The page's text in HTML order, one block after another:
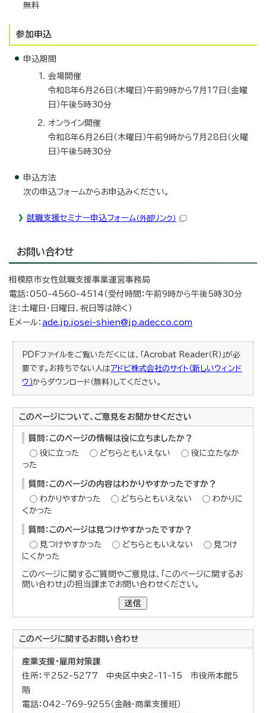
無料
参加申込
申込期間
会場開催
令和8年6月26日（木曜日）午前9時から7月17日（金曜
日）午後5時30分
オンライン開催
令和8年6月26日（木曜日）午前9時から7月28日（火曜
日）午後5時30分
申込方法
次の申込フォームからお申込みください。
就職支援セミナー申込フォーム（外部リンク）
お問い合わせ
相模原市女性就職支援事業運営事務局
電話：050-4560-4514（受付時間：午前9時から午後5時30分
注：土曜日・日曜日、祝日等は除く）
Eメール： ade.jp.josei-shien@jp.adecco.com
PDFファイルをご覧いただくには、「Acrobat Reader（R）」が必
要です。お持ちでない人はアドビ株式会社のサイト（新しいウィンド
ウ）からダウンロード（無料）してください。
このページについて、ご意見をお聞かせください
質問：このページの情報は役に立ちましたか？
役に立った
どちらともいえない
役に立たなか
った
質問：このページの内容はわかりやすかったですか？
わかりやすかった
どちらともいえない
わかりに
くかった
質問：このページは見つけやすかったですか？
見つけやすかった
どちらともいえない
見つけ
にくかった
このページに関するご質問やご意見は、「このページに関するお
問い合わせ」の担当課までお問い合わせください。
送信
このページに関するお問い合わせ
産業支援・雇用対策課
住所：〒252-5277 中央区中央2-11-15 市役所本館5
階
電話：042-769-9255（金融・商業支援班）